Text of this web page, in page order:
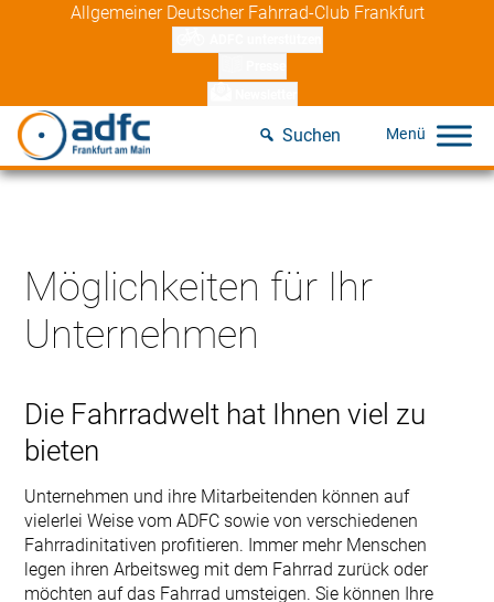
Allgemeiner Deutscher Fahrrad-Club Frankfurt
Suchen
Möglichkeiten für Ihr
Unternehmen
Die Fahrradwelt hat Ihnen viel zu
bieten
Unternehmen und ihre Mitarbeitenden können auf
vielerlei Weise vom ADFC sowie von verschiedenen
Fahrradinitativen profitieren. Immer mehr Menschen
legen ihren Arbeitsweg mit dem Fahrrad zurück oder
möchten auf das Fahrrad umsteigen. Sie können Ihre